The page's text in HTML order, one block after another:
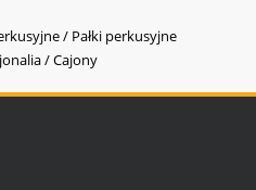
/ Pałki perkusyjne
/ Cajony